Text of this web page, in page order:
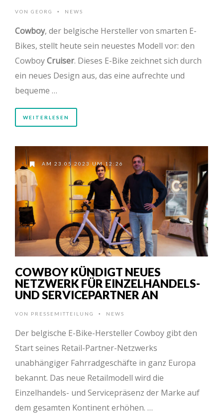
VON GEORG • NEWS
Cowboy, der belgische Hersteller von smarten E-
Bikes, stellt heute sein neuestes Modell vor: den
CowboyCruiser. Dieses E-Bike zeichnet sich durch
ein neues Design aus, das eine aufrechte und
bequeme …
WEITERLESEN
AM 23.05.2023 UM 12:26
COWBOY KÜNDIGT NEUES
NETZWERK FÜR EINZELHANDELS-
UND SERVICEPARTNER AN
VON PRESSEMITTEILUNG • NEWS
Der belgische E-Bike-Hersteller Cowboy gibt den
Start seines Retail-Partner-Netzwerks
unabhängiger Fahrradgeschäfte in ganz Europa
bekannt. Das neue Retailmodell wird die
Einzelhandels- und Servicepräsenz der Marke auf
dem gesamten Kontinent erhöhen. …